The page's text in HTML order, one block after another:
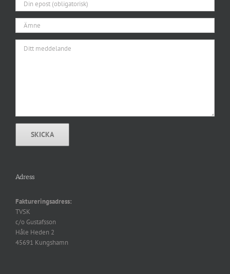
Adress
Faktureringsadress:
TVSK
c/o Gustafsson
Håle Heden 2
45691 Kungshamn